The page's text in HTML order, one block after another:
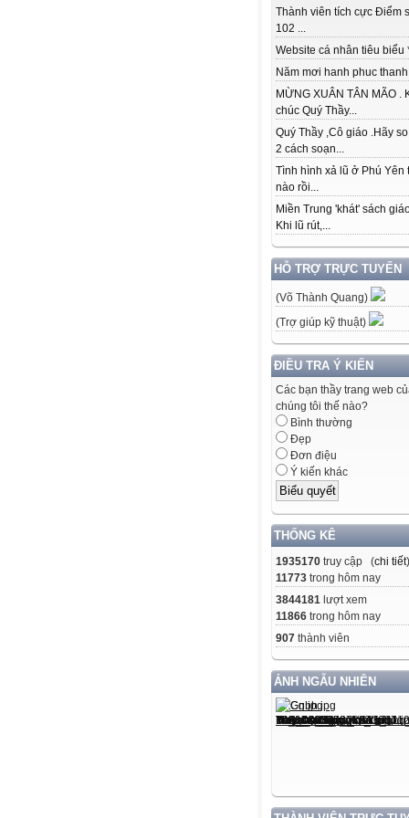
Thành viên tích cực Điểm
102 ...
Website cá nhân tiêu biểu
Năm mơi hanh phuc
MỪNG XUÂN TÂN MÃO .
chúc Quý Thầy...
Quý Thầy ,Cô giáo .Hãy
2 cách soạn...
Tình hình xả lũ ở Phú Yên
nào rồi...
Miền Trung 'khát' sách
Khi lũ rút,...
HỖ TRỢ TRỰC TUYẾN
(Võ Thành Quang)
(Trợ giúp kỹ thuật)
ĐIỀU TRA Ý KIẾN
Các bạn thầy trang web
chúng tôi thế nào?
Bình thường
Đẹp
Đơn điệu
Ý kiến khác
THỐNG KÊ
1935170 truy cập (chi tiết)
11773 trong hôm nay
3844181 lượt xem
11866 trong hôm nay
907 thành viên
ẢNH NGẪU NHIÊN